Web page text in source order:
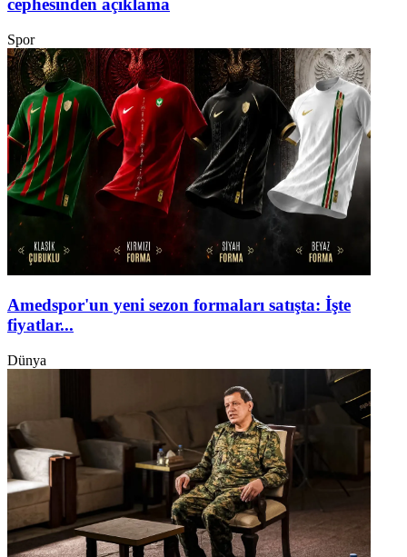
cephesinden açıklama
Spor
Amedspor'un yeni sezon formaları satışta: İşte
fiyatlar...
Dünya